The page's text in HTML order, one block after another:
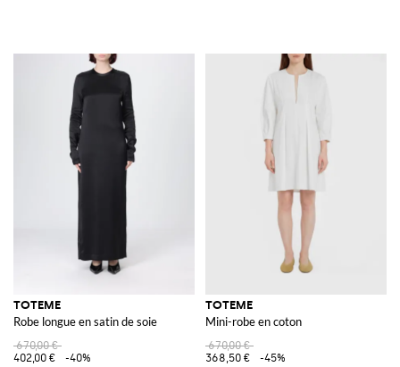
TOTEME
Robe longue en satin de soie
670,00 €
402,00 €
-40%
TOTEME
Mini-robe en coton
670,00 €
368,50 €
-45%